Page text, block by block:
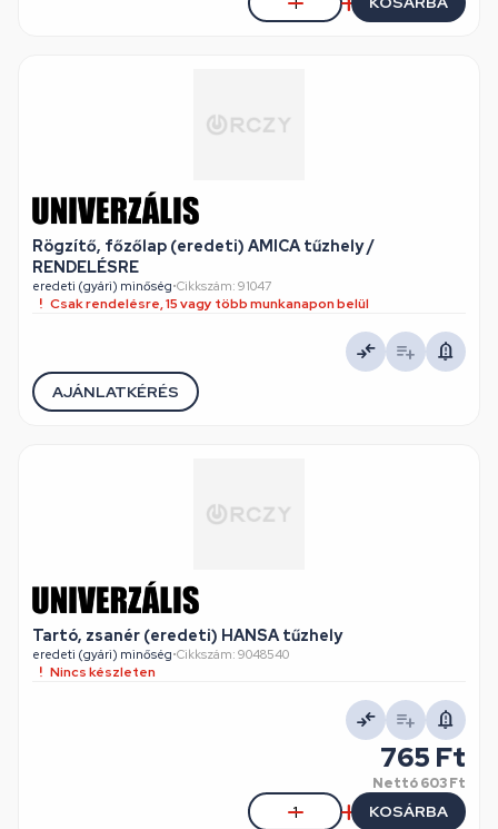
Rögzítő, főzőlap (eredeti) AMICA tűzhely /
RENDELÉSRE
eredeti (gyári) minőség•Cikkszám: 91047
Csak rendelésre, 15 vagy több munkanapon belül
AJÁNLATKÉRÉS
Tartó, zsanér (eredeti) HANSA tűzhely
eredeti (gyári) minőség•Cikkszám: 9048540
Nincs készleten
765 Ft
Nettó603 Ft
KOSÁRBA